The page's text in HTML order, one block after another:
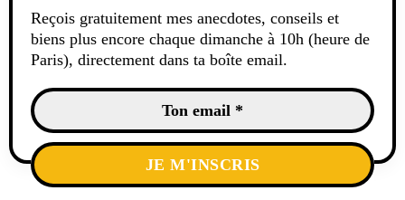
Reçois gratuitement mes anecdotes, conseils et
biens plus encore chaque dimanche à 10h (heure de
Paris), directement dans ta boîte email.